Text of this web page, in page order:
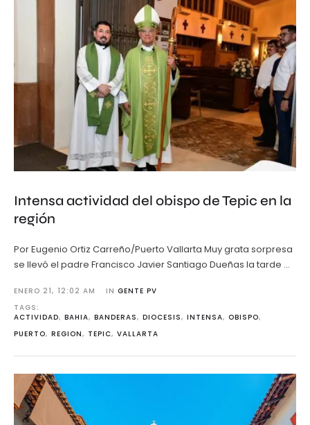
Intensa actividad del obispo de Tepic en la
región
Por Eugenio Ortiz Carreño/Puerto Vallarta Muy grata sorpresa
se llevó el padre Francisco Javier Santiago Dueñas la tarde …
ENERO 21, 12:02 AM IN GENTE PV
TAGS:
ACTIVIDAD, BAHIA, BANDERAS, DIOCESIS, INTENSA, OBISPO,
PUERTO, REGION, TEPIC, VALLARTA